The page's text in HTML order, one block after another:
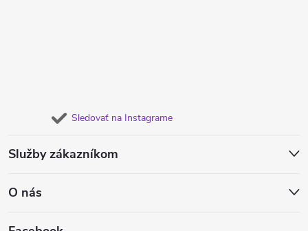
Sledovať na Instagrame
Služby zákazníkom
O nás